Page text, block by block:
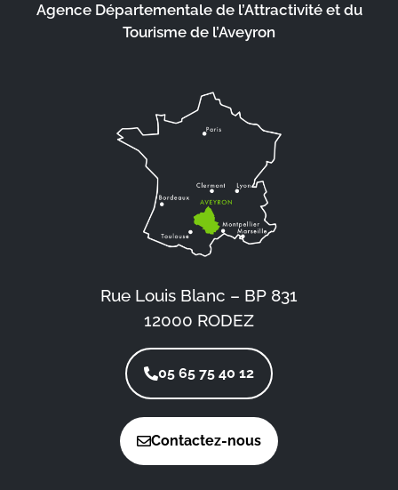
Agence Départementale de l’Attractivité et du
Tourisme de l’Aveyron
Rue Louis Blanc – BP 831
12000 RODEZ
05 65 75 40 12
Contactez-nous